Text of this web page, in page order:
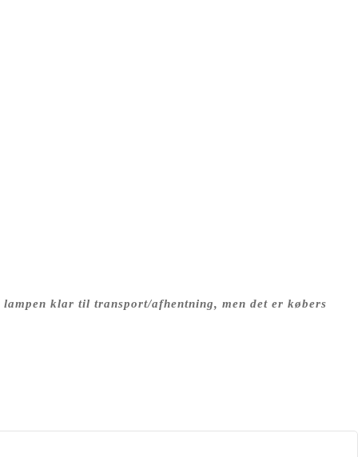
klar til transport/afhentning, men det er købers